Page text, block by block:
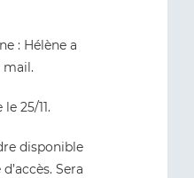
: Hélène a
mail.
25/11.
disponible
Sera